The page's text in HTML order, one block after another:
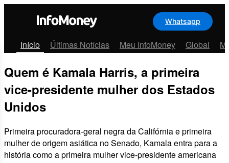
Whatsapp
Início Últimas Notícias Meu InfoMoney Global
Quem é Kamala Harris, a primeira
vice-presidente mulher dos Estados
Unidos
Primeira procuradora-geral negra da Califórnia e primeira
mulher de origem asiática no Senado, Kamala entra para a
história como a primeira mulher vice-presidente americana